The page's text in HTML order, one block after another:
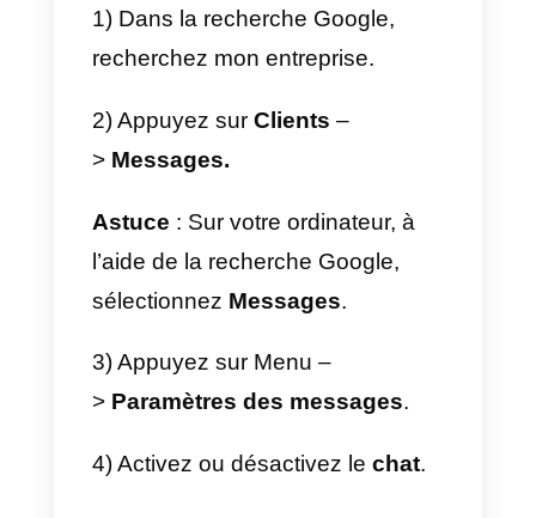
messagerie instantanée
croissante des applications de
messagerie au cours des
aux entreprises de pouvoir